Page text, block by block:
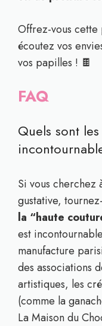
Offrez-vous cette
écoutez vos
vos papilles ! 🍫
FAQ
Quels sont
Si vous
gustative,
la “haute
est
manufacture
des associations
artistiques, les
(comme la
La Maison du